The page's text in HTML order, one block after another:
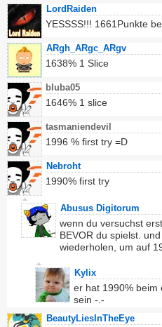
LordRaiden
YESSSS!!! 1661Punkte
ARgh_ARgc_ARgv
1638% 1 Slice
bluba05
1646% 1 slice
tasmaniendevil
1996 % first try =D
Nebroht
1990% first try
Abusus Digitorum
wenn du versuchst
BEVOR du spielst.
wiederholen, um auf
Kylix
er hat 1990% beim
sein -.-
BeautyLiesInTheEye